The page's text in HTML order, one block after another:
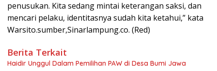
penusukan. Kita sedang mintai keterangan saksi, dan
mencari pelaku, identitasnya sudah kita ketahui,” kata
Warsito.sumber,Sinarlampung.co. (Red)
Berita Terkait
Haidir Unggul Dalam Pemilihan PAW di Desa Bumi Jawa